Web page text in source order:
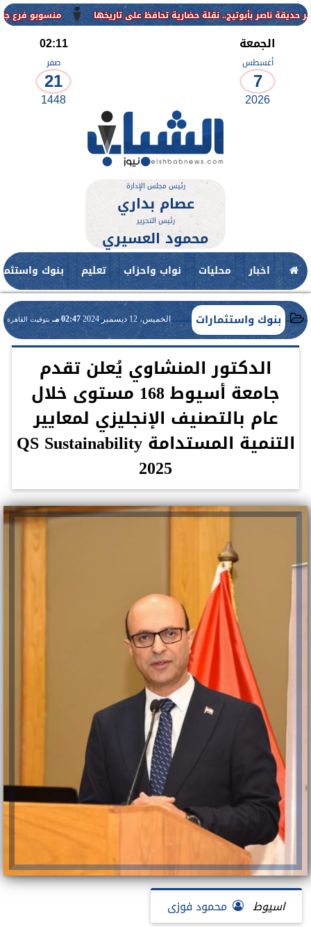
منسوبو فرع جامعة الأزهر
الجمعة
أغسطس
7
2026
02:11
صفر
21
1448
رئيس مجلس الإدارة
عصام بداري
رئيس التحرير
محمود العسيري
اخبار محليات نواب واحزاب تعليم بنوك
بنوك واستثمارات الخميس، 12 ديسمبر 2024 02:47 مـ بتوقيت القاهرة
الدكتور المنشاوي يُعلن تقدم
جامعة أسيوط 168 مستوى خلال
عام بالتصنيف الإنجليزي لمعايير
التنمية المستدامة QS Sustainability
2025
اسيوط محمود فوزى